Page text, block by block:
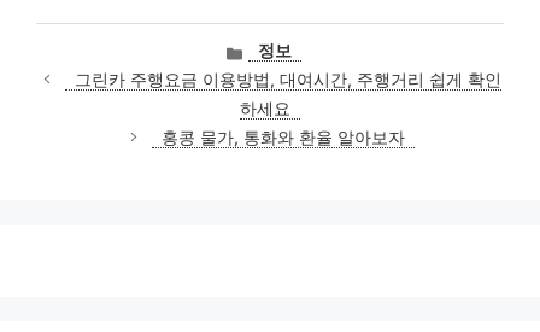
카
테
고
리
정보
그린카 주행요금 이용방법, 대여시간, 주행거리 쉽게 확인
하세요
홍콩 물가, 통화와 환율 알아보자